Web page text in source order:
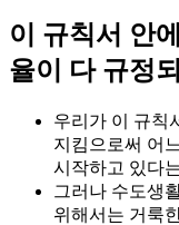
이 규칙서 안
율이 다 규정
우리가 이 규칙
지킴으로써 어
시작하고 있다
그러나 수도생
위해서는 거룩